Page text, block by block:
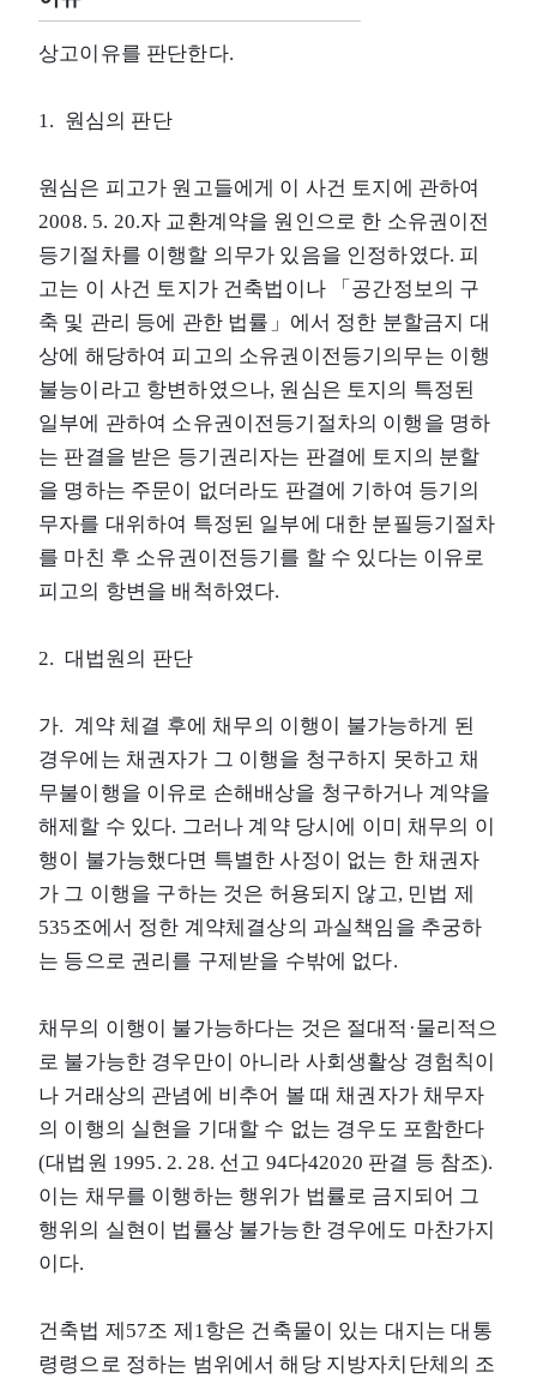
상고이유를 판단한다.
1. 원심의 판단
원심은 피고가 원고들에게 이 사건 토지에 관하여
2008. 5. 20.자 교환계약을 원인으로 한 소유권이전
등기절차를 이행할 의무가 있음을 인정하였다. 피
고는 이 사건 토지가 건축법이나 「공간정보의 구
축 및 관리 등에 관한 법률」에서 정한 분할금지 대
상에 해당하여 피고의 소유권이전등기의무는 이행
불능이라고 항변하였으나, 원심은 토지의 특정된
일부에 관하여 소유권이전등기절차의 이행을 명하
는 판결을 받은 등기권리자는 판결에 토지의 분할
을 명하는 주문이 없더라도 판결에 기하여 등기의
무자를 대위하여 특정된 일부에 대한 분필등기절차
를 마친 후 소유권이전등기를 할 수 있다는 이유로
피고의 항변을 배척하였다.
2. 대법원의 판단
가. 계약 체결 후에 채무의 이행이 불가능하게 된
경우에는 채권자가 그 이행을 청구하지 못하고 채
무불이행을 이유로 손해배상을 청구하거나 계약을
해제할 수 있다. 그러나 계약 당시에 이미 채무의 이
행이 불가능했다면 특별한 사정이 없는 한 채권자
가 그 이행을 구하는 것은 허용되지 않고, 민법 제
535조에서 정한 계약체결상의 과실책임을 추궁하
는 등으로 권리를 구제받을 수밖에 없다.
채무의 이행이 불가능하다는 것은 절대적·물리적으
로 불가능한 경우만이 아니라 사회생활상 경험칙이
나 거래상의 관념에 비추어 볼 때 채권자가 채무자
의 이행의 실현을 기대할 수 없는 경우도 포함한다
(대법원 1995. 2. 28. 선고 94다42020 판결 등 참조).
이는 채무를 이행하는 행위가 법률로 금지되어 그
행위의 실현이 법률상 불가능한 경우에도 마찬가지
이다.
건축법 제57조 제1항은 건축물이 있는 대지는 대통
령령으로 정하는 범위에서 해당 지방자치단체의 조